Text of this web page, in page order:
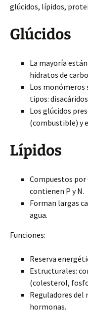
glúcidos, lípidos,
Glúcidos
La mayoría
hidratos de
Los monómeros
tipos:
Los glúcidos
(combustible) y
Lípidos
Compuestos por
contienen P y N.
Forman largas
agua.
Funciones:
Reserva
Estructurales:
(colesterol,
Reguladores
hormonas.